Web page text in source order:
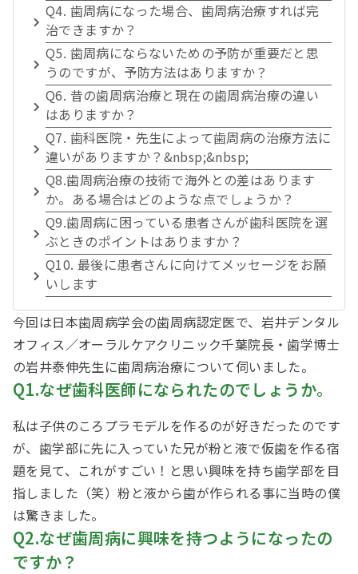
Q4. 歯周病になった場合、歯周病治療すれば完
治できますか？
Q5. 歯周病にならないための予防が重要だと思
うのですが、予防方法はありますか？
Q6. 昔の歯周病治療と現在の歯周病治療の違い
はありますか？
Q7. 歯科医院・先生によって歯周病の治療方法に
違いがありますか？&nbsp;&nbsp;
Q8.歯周病治療の技術で海外との差はあります
か。ある場合はどのような点でしょうか？
Q9.歯周病に困っている患者さんが歯科医院を選
ぶときのポイントはありますか？
Q10. 最後に患者さんに向けてメッセージをお願
いします
今回は日本歯周病学会の歯周病認定医で、岩井デンタル
オフィス／オーラルケアクリニック千葉院長・歯学博士
の岩井泰伸先生に歯周病治療について伺いました。
Q1.なぜ歯科医師になられたのでしょうか。
私は子供のころプラモデルを作るのが好きだったのです
が、歯学部に先に入っていた兄が粉と液で仮歯を作る宿
題を見て、これがすごい！と思い興味を持ち歯学部を目
指しました（笑）粉と液から歯が作られる事に当時の僕
は驚きました。
Q2.なぜ歯周病に興味を持つようになったの
ですか？